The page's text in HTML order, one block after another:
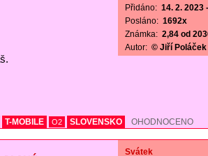
Přidáno: 14. 2. 2023
Posláno: 1692x
Známka: 2,84 od
Autor: © Jiří Poláček
T-MOBILE O2 SLOVENSKO OHODNOCENO
Svátek